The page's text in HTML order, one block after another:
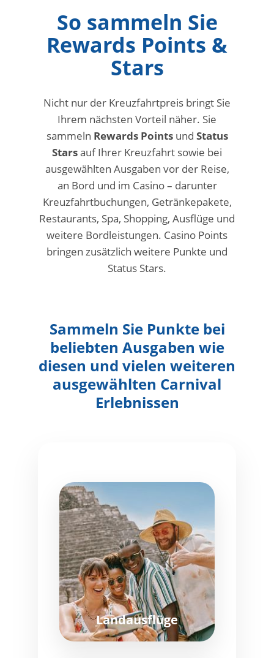
So sammeln Sie
Rewards Points &
Stars
Nicht nur der Kreuzfahrtpreis bringt Sie
Ihrem nächsten Vorteil näher. Sie
sammeln Rewards Pointsund Status
Starsauf Ihrer Kreuzfahrt sowie bei
ausgewählten Ausgaben vor der Reise,
an Bord und im Casino – darunter
Kreuzfahrtbuchungen, Getränkepakete,
Restaurants, Spa, Shopping, Ausflüge und
weitere Bordleistungen. Casino Points
bringen zusätzlich weitere Punkte und
Status Stars.
Sammeln Sie Punkte bei
beliebten Ausgaben wie
diesen und vielen weiteren
ausgewählten Carnival
Erlebnissen
Landausflüge